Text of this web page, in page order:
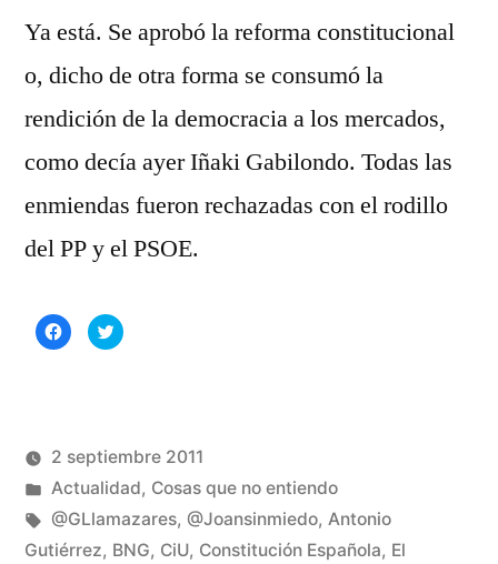
Ya está. Se aprobó la reforma constitucional
o, dicho de otra forma se consumó la
rendición de la democracia a los mercados,
como decía ayer Iñaki Gabilondo. Todas las
enmiendas fueron rechazadas con el rodillo
del PP y el PSOE.
Haz
clic
ventana
Haz
clic
una
ventana
Publicado
por
Manuel
Rivas
Álvarez
2 septiembre 2011
Publicado
en
Actualidad, Cosas que no entiendo
Etiquetas:
@GLlamazares, @Joansinmiedo, Antonio
Gutiérrez, BNG, CiU, Constitución Española, El